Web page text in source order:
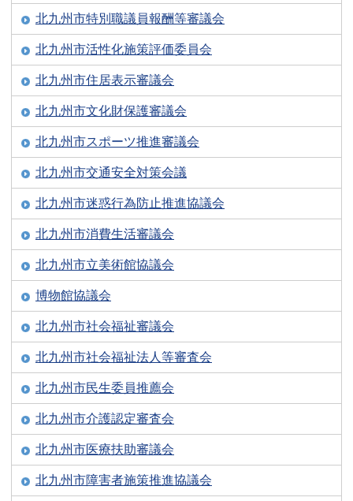
北九州市特別職議員報酬等審議会
北九州市活性化施策評価委員会
北九州市住居表示審議会
北九州市文化財保護審議会
北九州市スポーツ推進審議会
北九州市交通安全対策会議
北九州市迷惑行為防止推進協議会
北九州市消費生活審議会
北九州市立美術館協議会
博物館協議会
北九州市社会福祉審議会
北九州市社会福祉法人等審査会
北九州市民生委員推薦会
北九州市介護認定審査会
北九州市医療扶助審議会
北九州市障害者施策推進協議会